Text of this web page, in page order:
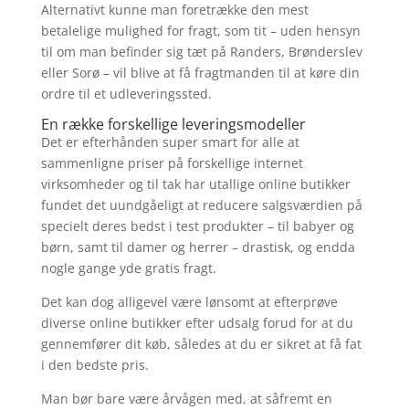
Alternativt kunne man foretrække den mest
betalelige mulighed for fragt, som tit – uden hensyn
til om man befinder sig tæt på Randers, Brønderslev
eller Sorø – vil blive at få fragtmanden til at køre din
ordre til et udleveringssted.
En række forskellige leveringsmodeller
Det er efterhånden super smart for alle at
sammenligne priser på forskellige internet
virksomheder og til tak har utallige online butikker
fundet det uundgåeligt at reducere salgsværdien på
specielt deres bedst i test produkter – til babyer og
børn, samt til damer og herrer – drastisk, og endda
nogle gange yde gratis fragt.
Det kan dog alligevel være lønsomt at efterprøve
diverse online butikker efter udsalg forud for at du
gennemfører dit køb, således at du er sikret at få fat
i den bedste pris.
Man bør bare være årvågen med, at såfremt en